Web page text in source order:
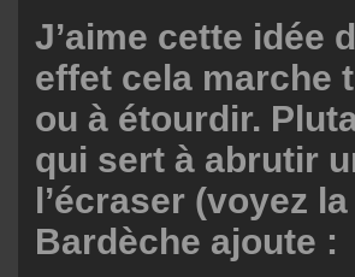
J’aime cette idée
effet cela marche
ou à étourdir.
qui sert à abrutir
l’écraser (voyez
Bardèche ajoute :